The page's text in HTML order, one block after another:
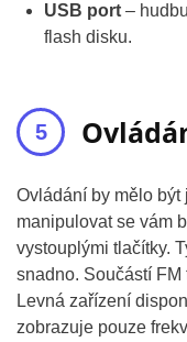
USB port –
flash disku.
Ovládání by mělo být
manipulovat se vám
vystouplými tlačítky.
snadno. Součástí FM
Levná zařízení
zobrazuje pouze